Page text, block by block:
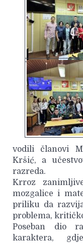
vodili članovi
Kršić, a
razreda.
Krroz
mozgalice i
priliku da
problema,
Poseban dio
karaktera,